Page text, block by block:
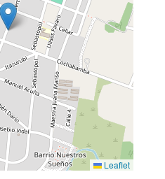
Leaflet